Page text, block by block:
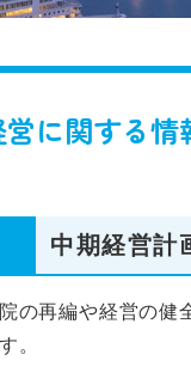
に関する情
中期経営計
の再編や経営の健
。